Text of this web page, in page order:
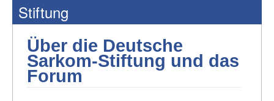
Stiftung
Über die Deutsche
Sarkom-Stiftung und das
Forum